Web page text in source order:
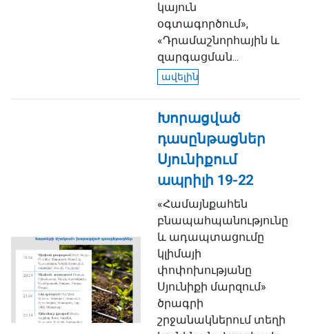
կայուն
օգտագործում»,
«Դրամաշնորհային և
զարգացման...
ավելին
Խորացված
դասընթացներ
Սյունիքում
ապրիլի 19-22
«Համայնքահեն
բնապահպանությունը
և ադապտացումը
կլիմայի
փոփոխությանը
Սյունիքի մարզում»
ծրագրի
շրջանակներում տեղի